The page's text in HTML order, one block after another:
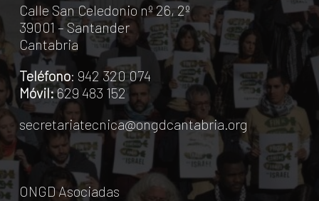
Calle San Celedonio nº 26, 2º
39001 – Santander
Cantabria
Teléfono: 942 320 074
Móvil:629 483 152
secretariatecnica@ongdcantabria.org
ONGD Asociadas